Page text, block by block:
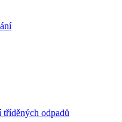
tříděných odpadů